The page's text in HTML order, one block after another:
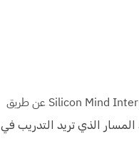
يتم التقديم في برنامج التدريب الصيفي من شركة سيليكون مايند لعام 2026 Silicon Mind Internship Program عن طريق
الذي تريد التدريب في